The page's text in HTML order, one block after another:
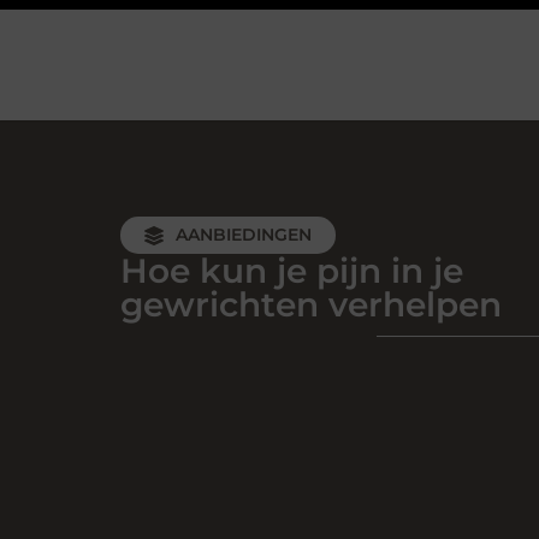
AANBIEDINGEN
Hoe kun je pijn in je
gewrichten verhelpen